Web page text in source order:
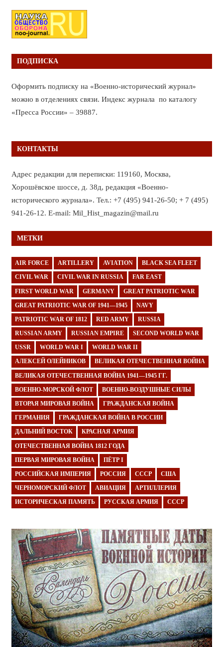
ПОДПИСКА
Оформить подписку на «Военно-исторический журнал»
можно в отделениях связи. Индекс журнала по каталогу
«Пресса России» – 39887.
КОНТАКТЫ
Адрес редакции для переписки: 119160, Москва,
Хорошёвское шоссе, д. 38д, редакция «Военно-
исторического журнала». Тел.: +7 (495) 941-26-50; + 7 (495)
941-26-12. E-mail: Mil_Hist_magazin@mail.ru
МЕТКИ
AIR FORCE ARTILLERY AVIATION BLACK SEA FLEET
CIVIL WAR CIVIL WAR IN RUSSIA FAR EAST
FIRST WORLD WAR GERMANY GREAT PATRIOTIC WAR
GREAT PATRIOTIC WAR OF 1941—1945 NAVY
PATRIOTIC WAR OF 1812 RED ARMY RUSSIA
RUSSIAN ARMY RUSSIAN EMPIRE SECOND WORLD WAR
USSR WORLD WAR I WORLD WAR II
АЛЕКСЕЙ ОЛЕЙНИКОВ ВЕЛИКАЯ ОТЕЧЕСТВЕННАЯ ВОЙНА
ВЕЛИКАЯ ОТЕЧЕСТВЕННАЯ ВОЙНА 1941—1945 ГГ.
ВОЕННО-МОРСКОЙ ФЛОТ ВОЕННО-ВОЗДУШНЫЕ СИЛЫ
ВТОРАЯ МИРОВАЯ ВОЙНА ГРАЖДАНСКАЯ ВОЙНА
ГЕРМАНИЯ ГРАЖДАНСКАЯ ВОЙНА В РОССИИ
ДАЛЬНИЙ ВОСТОК КРАСНАЯ АРМИЯ
ОТЕЧЕСТВЕННАЯ ВОЙНА 1812 ГОДА
ПЕРВАЯ МИРОВАЯ ВОЙНА ПЁТР I
РОССИЙСКАЯ ИМПЕРИЯ РОССИЯ СССР США
ЧЕРНОМОРСКИЙ ФЛОТ АВИАЦИЯ АРТИЛЛЕРИЯ
ИСТОРИЧЕСКАЯ ПАМЯТЬ РУССКАЯ АРМИЯ СССР